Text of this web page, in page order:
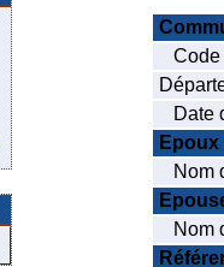
Code
Date
Epoux
Nom
Nom